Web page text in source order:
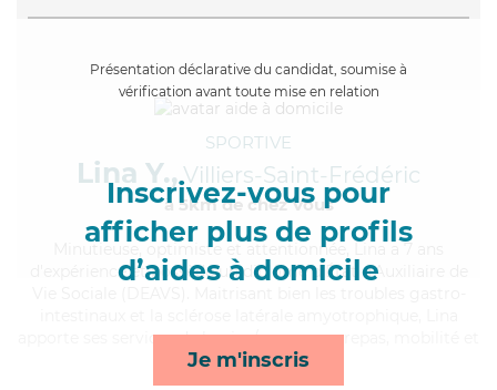
Présentation déclarative du candidat, soumise à
vérification avant toute mise en relation
Inscrivez-vous pour
afficher plus de profils
d’aides à domicile
Je m'inscris
SPORTIVE
Lina Y., Villiers-Saint-Frédéric
à 5km de chez Vous
, optimiste et attentionnée, Lina a 7 ans
d'expérience et possède un diplôme d'État d'Auxiliaire de
apporte ses services de lessive/repassage, repas, mobilité et
lever/coucher*